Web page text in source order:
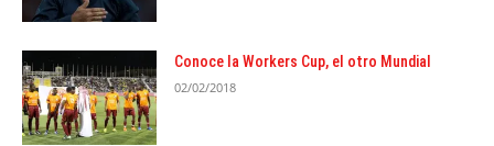
Conoce la Workers Cup, el otro Mundial
02/02/2018